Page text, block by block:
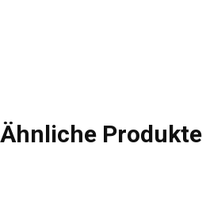
Ähnliche Produkte